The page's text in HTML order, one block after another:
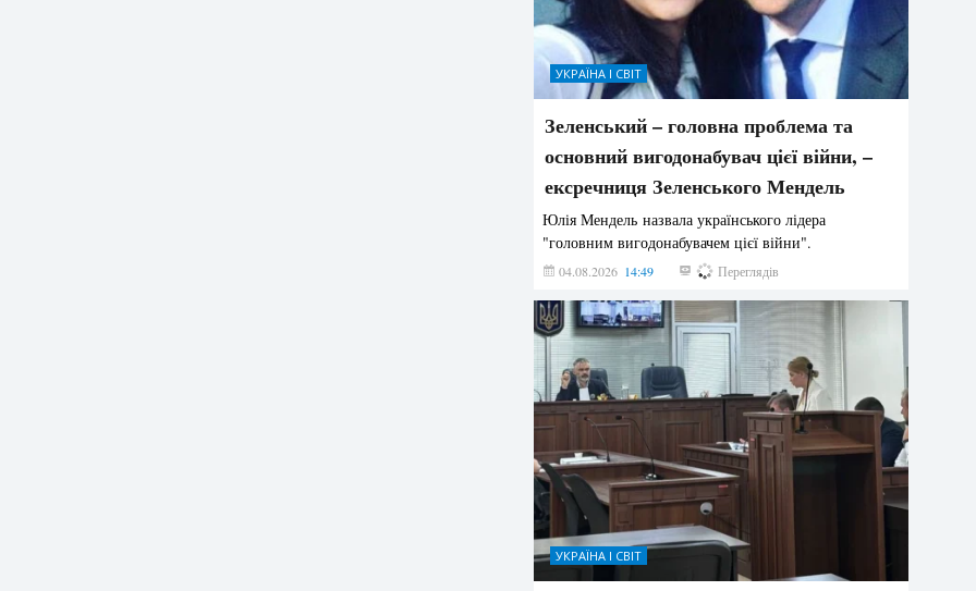
УКРАЇНА І СВІТ
Зеленський – головна проблема та
основний вигодонабувач цієї війни, –
ексречниця Зеленського Мендель
Юлія Мендель назвала українського лідера
"головним вигодонабувачем цієї війни".
04.08.2026 14:49 175 Переглядів
УКРАЇНА І СВІТ